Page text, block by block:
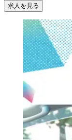
求人を見る